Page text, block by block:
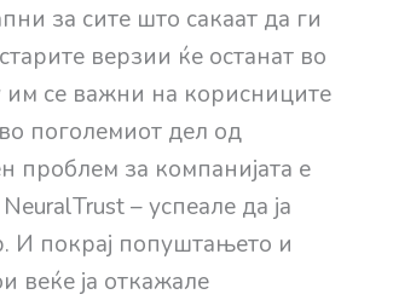
за сите што сакаат да ги
верзии ќе останат во
им се важни на корисниците
поголемиот дел од
проблем за компанијата е
– успеале да ја
И покрај попуштањето и
веќе ја откажале